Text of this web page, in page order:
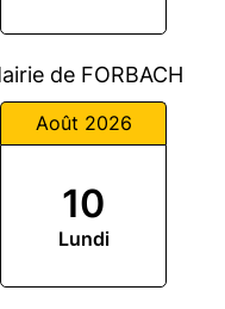
de FORBACH
Août 2026
10
Lundi